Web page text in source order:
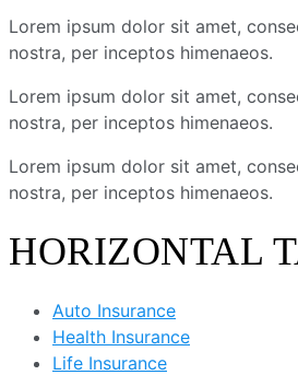
Lorem ipsum dolor sit amet,
nostra, per inceptos himenaeos.
Lorem ipsum dolor sit amet,
nostra, per inceptos himenaeos.
Lorem ipsum dolor sit amet,
nostra, per inceptos himenaeos.
HORIZONTAL
Auto Insurance
Health Insurance
Life Insurance